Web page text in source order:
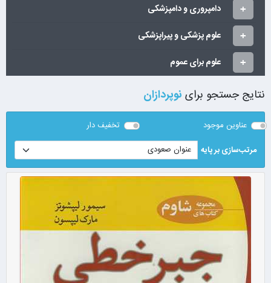
دامپروری و دامپزشکی
علوم پزشکی و پیراپزشکی
علوم برای عموم
نتایج جستجو برای نوپردازان
عناوین موجود
تخفیف دار
مرتب‌سازی بر پایه